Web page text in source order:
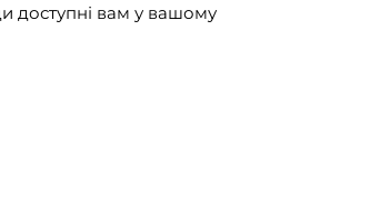
доступні вам у вашому